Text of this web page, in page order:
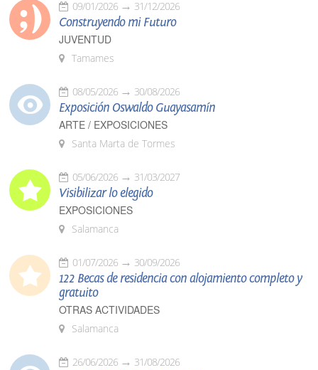
09/01/2026 31/12/2026
Construyendo mi Futuro
JUVENTUD
Tamames
08/05/2026 30/08/2026
Exposición Oswaldo Guayasamín
ARTE / EXPOSICIONES
Santa Marta de Tormes
05/06/2026 31/03/2027
Visibilizar lo elegido
EXPOSICIONES
Salamanca
01/07/2026 30/09/2026
122 Becas de residencia con alojamiento completo y
gratuito
OTRAS ACTIVIDADES
Salamanca
26/06/2026 31/08/2026